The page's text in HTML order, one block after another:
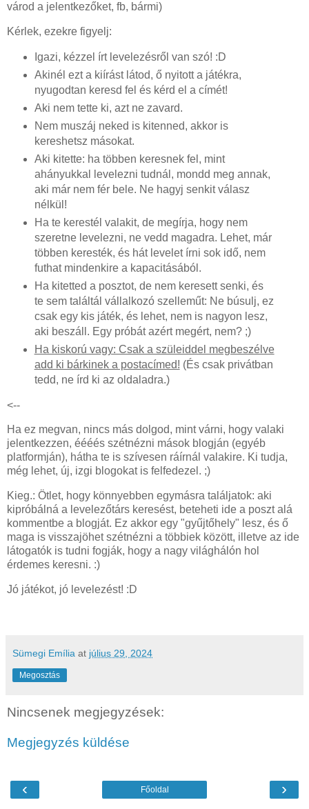
várod a jelentkezőket, fb, bármi)
Kérlek, ezekre figyelj:
Igazi, kézzel írt levelezésről van szó! :D
Akinél ezt a kiírást látod, ő nyitott a játékra,
nyugodtan keresd fel és kérd el a címét!
Aki nem tette ki, azt ne zavard.
Nem muszáj neked is kitenned, akkor is
kereshetsz másokat.
Aki kitette: ha többen keresnek fel, mint
ahányukkal levelezni tudnál, mondd meg annak,
aki már nem fér bele. Ne hagyj senkit válasz
nélkül!
Ha te kerestél valakit, de megírja, hogy nem
szeretne levelezni, ne vedd magadra. Lehet, már
többen keresték, és hát levelet írni sok idő, nem
futhat mindenkire a kapacitásából.
Ha kitetted a posztot, de nem keresett senki, és
te sem találtál vállalkozó szelleműt: Ne búsulj, ez
csak egy kis játék, és lehet, nem is nagyon lesz,
aki beszáll. Egy próbát azért megért, nem? ;)
Ha kiskorú vagy: Csak a szüleiddel megbeszélve
add ki bárkinek a postacímed! (És csak privátban
tedd, ne írd ki az oldaladra.)
<--
Ha ez megvan, nincs más dolgod, mint várni, hogy valaki
jelentkezzen, éééés szétnézni mások blogján (egyéb
platformján), hátha te is szívesen ráírnál valakire. Ki tudja,
még lehet, új, izgi blogokat is felfedezel. ;)
Kieg.: Ötlet, hogy könnyebben egymásra találjatok: aki
kipróbálná a levelezőtárs keresést, beteheti ide a poszt alá
kommentbe a blogját. Ez akkor egy "gyűjtőhely" lesz, és ő
maga is visszajöhet szétnézni a többiek között, illetve az ide
látogatók is tudni fogják, hogy a nagy világhálón hol
érdemes keresni. :)
Jó játékot, jó levelezést! :D
Sümegi Emília at július 29, 2024
Megosztás
Nincsenek megjegyzések:
Megjegyzés küldése
‹ ›
Főoldal